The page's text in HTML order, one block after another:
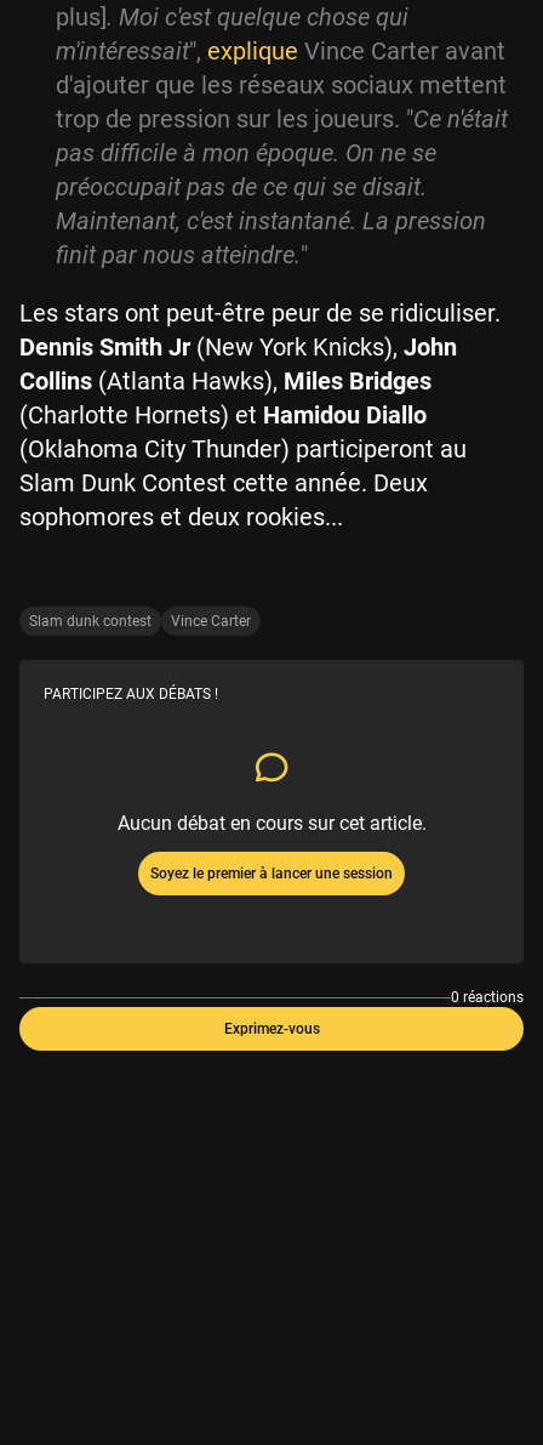
plus]. Moi c'est quelque chose qui
m'intéressait", explique Vince Carter avant
d'ajouter que les réseaux sociaux mettent
trop de pression sur les joueurs. "Ce n'était
pas difficile à mon époque. On ne se
préoccupait pas de ce qui se disait.
Maintenant, c'est instantané. La pression
finit par nous atteindre."
Les stars ont peut-être peur de se ridiculiser.
Dennis Smith Jr (New York Knicks), John
Collins (Atlanta Hawks), Miles Bridges
(Charlotte Hornets) et Hamidou Diallo
(Oklahoma City Thunder) participeront au
Slam Dunk Contest cette année. Deux
sophomores et deux rookies...
Slam dunk contest Vince Carter
PARTICIPEZ AUX DÉBATS !
Aucun débat en cours sur cet article.
Soyez le premier à lancer une session
0 réactions
Exprimez-vous